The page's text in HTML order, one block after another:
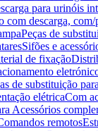
para urinóis
descarga, com/
Peças de
Sifões e
de fixação
de substituição
elétricaCom
Acessórios
remotos